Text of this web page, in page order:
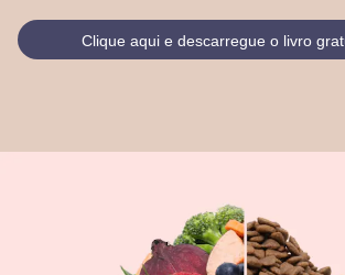
Clique aqui e descarregue o livro